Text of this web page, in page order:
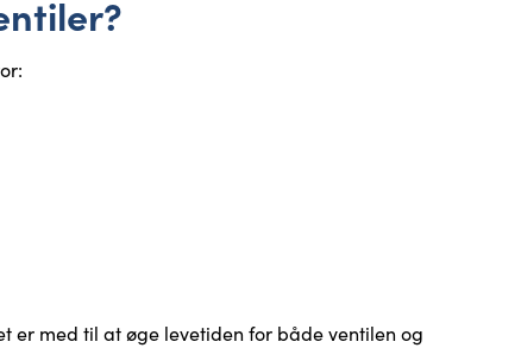
er med til at øge levetiden for både ventilen og